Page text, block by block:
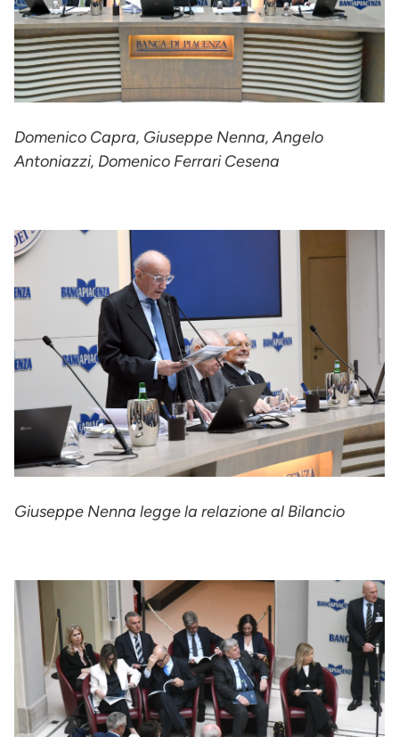
Domenico Capra, Giuseppe Nenna, Angelo
Antoniazzi, Domenico Ferrari Cesena
Giuseppe Nenna legge la relazione al Bilancio